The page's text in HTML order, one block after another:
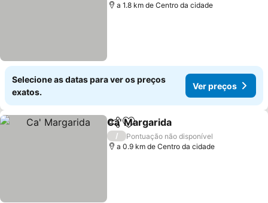
a 1.8 km de Centro da cidade
Selecione as datas para ver os preços
exatos.
Ver preços
PartilharAdicionar aos favoritos
Ca' Margarida
/
Pontuação não disponível
a 0.9 km de Centro da cidade